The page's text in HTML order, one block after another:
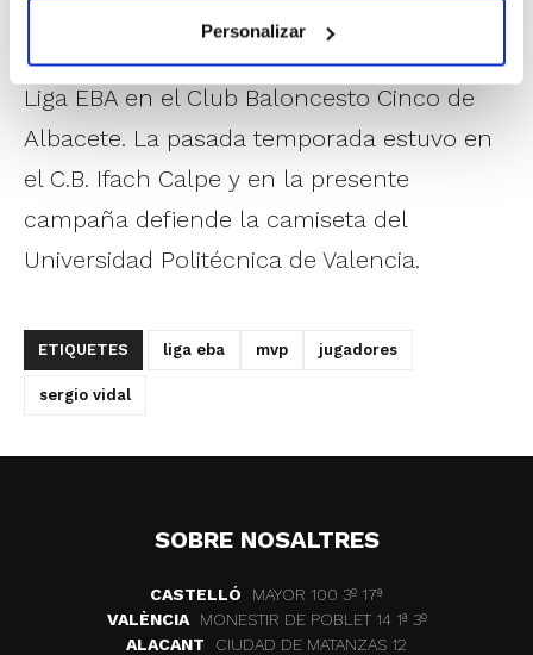
Personalizar
Atlético, el N.B. Torrent o el C.B. Maristas. En
la temporada 2010/2011 dio el salto a la
Liga EBA en el Club Baloncesto Cinco de
Albacete. La pasada temporada estuvo en
el C.B. Ifach Calpe y en la presente
campaña defiende la camiseta del
Universidad Politécnica de Valencia.
ETIQUETES liga eba mvp jugadores
sergio vidal
SOBRE NOSALTRES
CASTELLÓ
MAYOR 100 3º 17ª
VALÈNCIA
MONESTIR DE POBLET 14 1ª 3º
ALACANT
CIUDAD DE MATANZAS 12